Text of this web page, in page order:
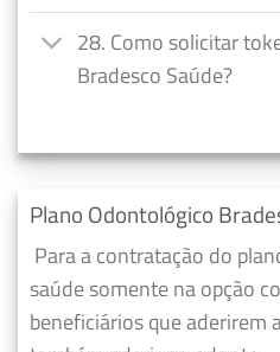
28. Como solicitar
Bradesco Saúde?
Plano Odontológico
Para a contratação do
saúde somente na opção
beneficiários que aderirem